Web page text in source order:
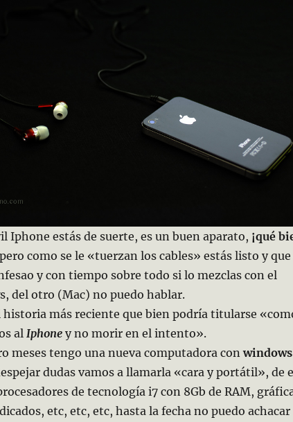
Iphone estás de suerte, es un buen aparato, ¡qué
pero como se le «tuerzan los cables» estás listo y que
y con tiempo sobre todo si lo mezclas con el
del otro (Mac) no puedo hablar.
historia más reciente que bien podría titularse
al Iphone y no morir en el intento».
meses tengo una nueva computadora con
dudas vamos a llamarla «cara y portátil», de
de tecnología i7 con 8Gb de RAM,
etc, etc, etc, hasta la fecha no puedo achacar